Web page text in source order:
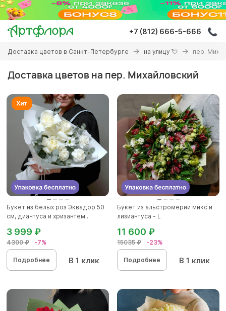
Перейти
основному
содержанию
+7 (812) 666-5-666
Вы
здесь
Доставка цветов в Санкт-Петербурге на улицу 💘 пер.
Доставка цветов на пер. Михайловский
Букет из белых роз Эквадор 50
см, диантуса и хризантем...
4300 ₽ -7%
3 999 ₽
Подробнее В 1 клик
Букет из альстромерии микс и
лизиантуса - L
15035 ₽ -23%
11 600 ₽
Подробнее В 1 клик